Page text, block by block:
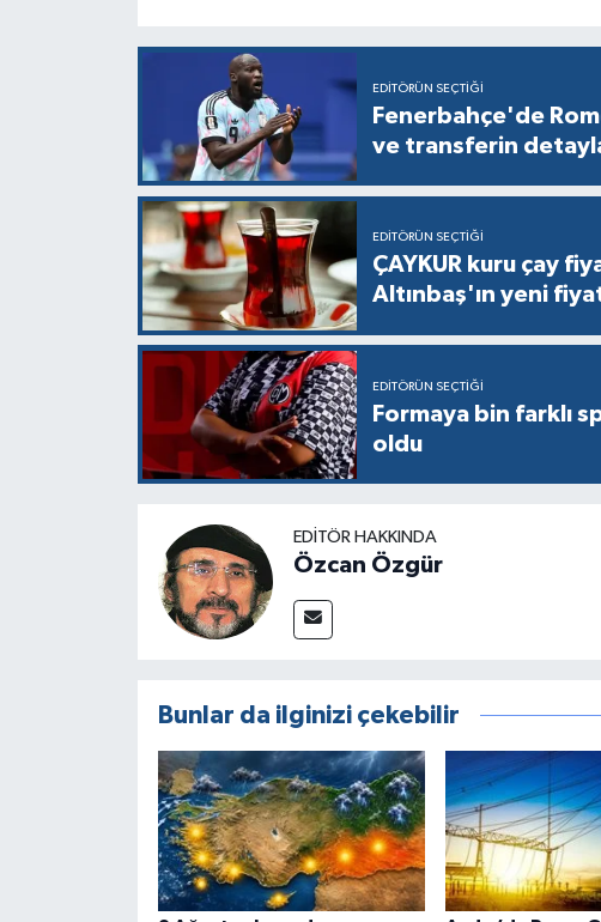
EDITÖRÜN SEÇTIĞI
Fenerbahçe'de
ve transferin
EDITÖRÜN SEÇTIĞI
ÇAYKUR kuru çay
Altınbaş'ın yeni
EDITÖRÜN SEÇTIĞI
Formaya bin farklı
oldu
EDITÖR HAKKINDA
Özcan Özgür
Bunlar da ilginizi çekebilir